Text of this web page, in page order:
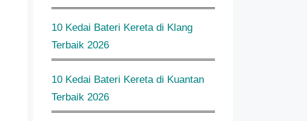
10 Kedai Bateri Kereta di Klang
Terbaik 2026
10 Kedai Bateri Kereta di Kuantan
Terbaik 2026